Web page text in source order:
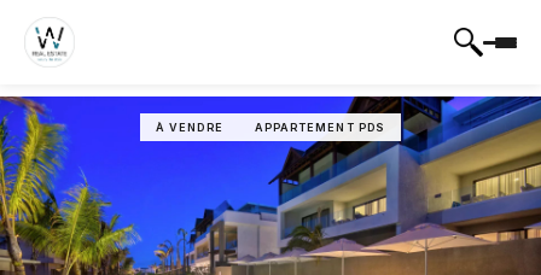
À VENDRE APPARTEMENT PDS